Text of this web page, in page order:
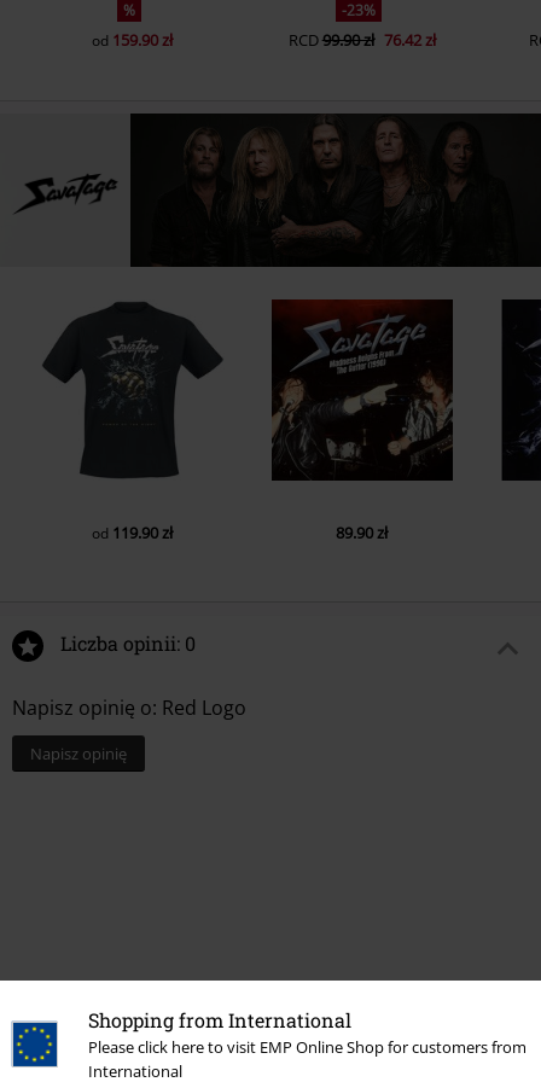
Shopping from International
Please click here to visit EMP Online Shop for customers from
International
%
od 159.90 zł
-23%
RCD99.90 zł 76.42 zł
od 119.90 zł 89.90 zł
Liczba opinii: 0
Napisz opinię o: Red Logo
Napisz opinię
Ostatnia wizyta